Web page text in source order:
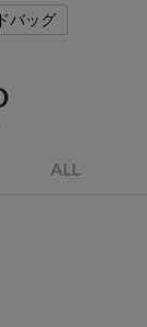
バッグ
ALL